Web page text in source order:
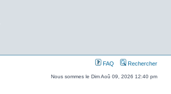
FAQ Rechercher
Nous sommes le Dim Aoû 09, 2026 12:40 pm